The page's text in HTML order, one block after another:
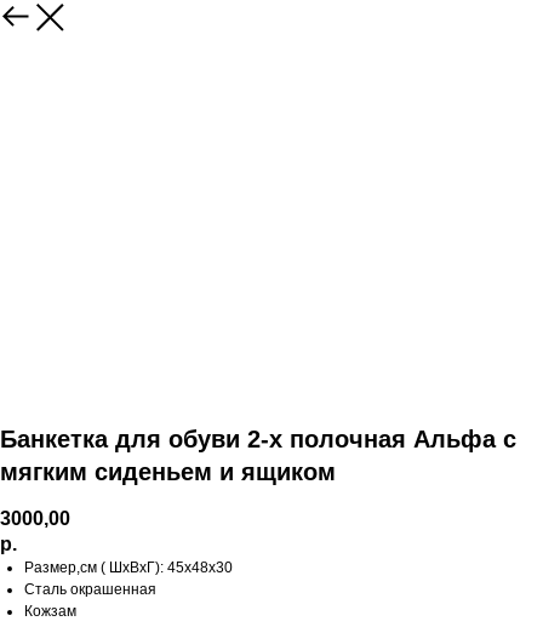
Банкетка для обуви 2-х полочная Альфа с
мягким сиденьем и ящиком
3000,00
р.
Размер,см ( ШхВхГ): 45х48х30
Сталь окрашенная
Кожзам